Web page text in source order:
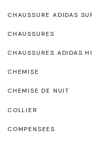
CHAUSSURE ADIDAS
CHAUSSURES
CHAUSSURES ADIDAS
CHEMISE
CHEMISE DE NUIT
COLLIER
COMPENSEES